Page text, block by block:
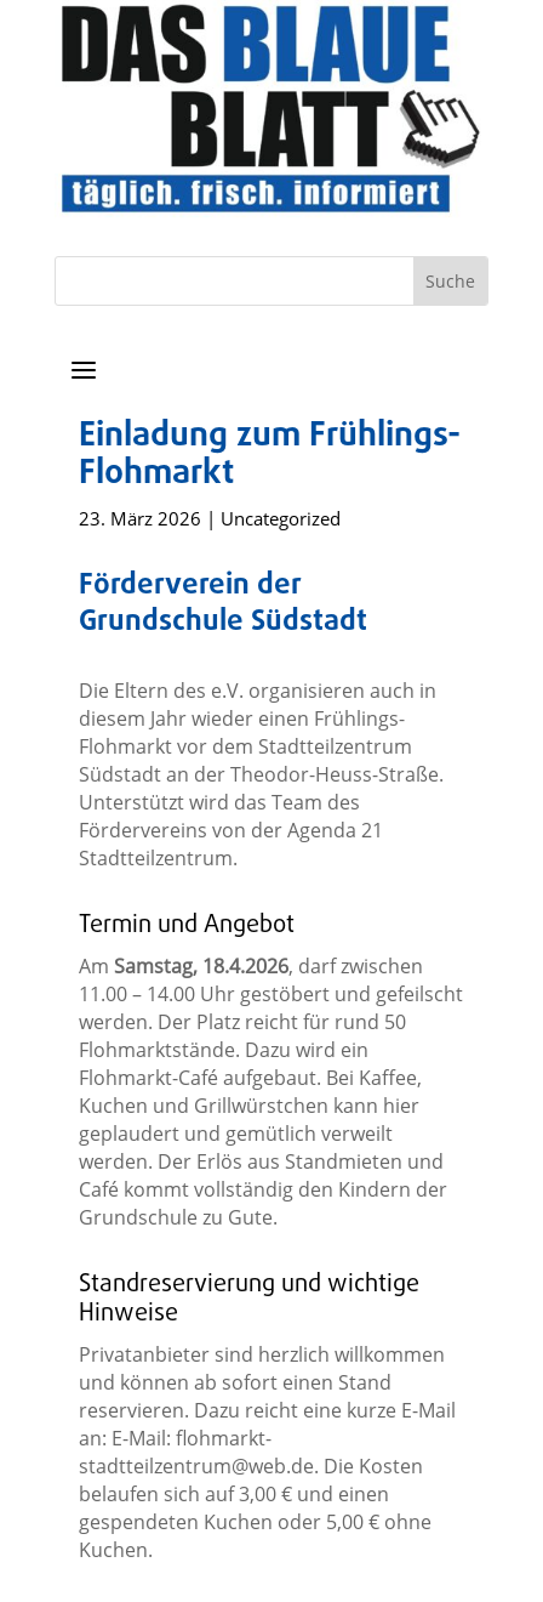
a
Einladung zum Frühlings-
Flohmarkt
23. März 2026 | Uncategorized
Förderverein der
Grundschule Südstadt
Die Eltern des e.V. organisieren auch in
diesem Jahr wieder einen Frühlings-
Flohmarkt vor dem Stadtteilzentrum
Südstadt an der Theodor-Heuss-Straße.
Unterstützt wird das Team des
Fördervereins von der Agenda 21
Stadtteilzentrum.
Termin und Angebot
Am Samstag, 18.4.2026, darf zwischen
11.00 – 14.00 Uhr gestöbert und gefeilscht
werden. Der Platz reicht für rund 50
Flohmarktstände. Dazu wird ein
Flohmarkt-Café aufgebaut. Bei Kaffee,
Kuchen und Grillwürstchen kann hier
geplaudert und gemütlich verweilt
werden. Der Erlös aus Standmieten und
Café kommt vollständig den Kindern der
Grundschule zu Gute.
Standreservierung und wichtige
Hinweise
Privatanbieter sind herzlich willkommen
und können ab sofort einen Stand
reservieren. Dazu reicht eine kurze E-Mail
an: E-Mail: flohmarkt-
stadtteilzentrum@web.de. Die Kosten
belaufen sich auf 3,00 € und einen
gespendeten Kuchen oder 5,00 € ohne
Kuchen.